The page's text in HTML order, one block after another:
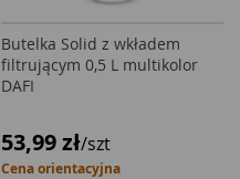
Butelka Solid z wkładem
filtrującym 0,5 L multikolor
DAFI
53,99 zł/szt
Cena orientacyjna